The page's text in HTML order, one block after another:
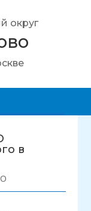
округ
в